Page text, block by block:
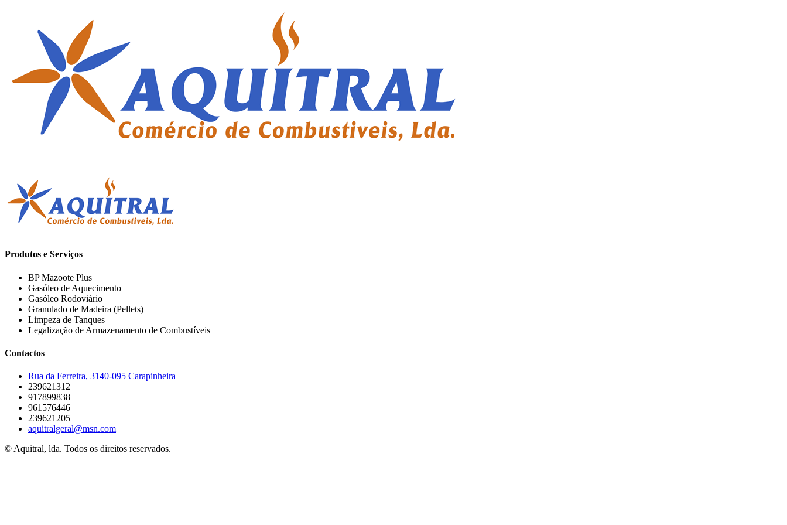
Produtos e Serviços
BP Mazoote Plus
Gasóleo de Aquecimento
Gasóleo Rodoviário
Granulado de Madeira (Pellets)
Limpeza de Tanques
Legalização de Armazenamento de Combustíveis
Contactos
Rua da Ferreira, 3140-095 Carapinheira
239621312
917899838
961576446
239621205
aquitralgeral@msn.com
© Aquitral, lda. Todos os direitos reservados.